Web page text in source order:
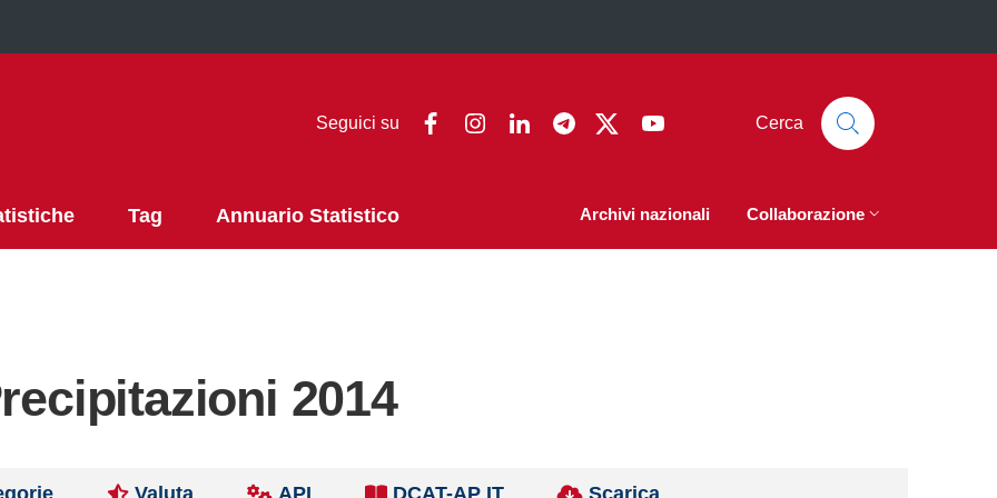
Seguici su FacebookInstagramLinkedinTelegram
Twitter Cerca
Tag Annuario Statistico Archivi nazionali Collaborazione
2014
Valuta API DCAT-AP IT Scarica